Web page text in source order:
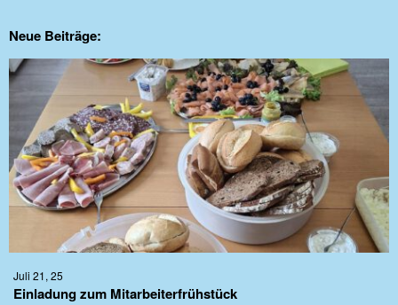
Neue Beiträge:
Juli 21, 25
Einladung zum Mitarbeiterfrühstück